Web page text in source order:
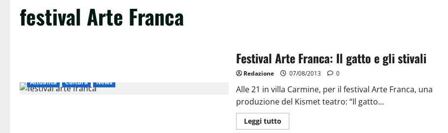
festival Arte Franca
Attualità Cultura News
Festival Arte Franca: Il gatto e gli stivali
Redazione 07/08/2013 0
Alle 21 in villa Carmine, per il festival Arte Franca, una
produzione del Kismet teatro: “Il gatto...
Leggi tutto